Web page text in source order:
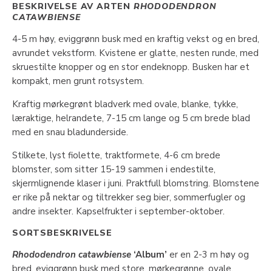
BESKRIVELSE AV ARTEN RHODODENDRON
CATAWBIENSE
4-5 m høy, eviggrønn busk med en kraftig vekst og en bred,
avrundet vekstform. Kvistene er glatte, nesten runde, med
skruestilte knopper og en stor endeknopp. Busken har et
kompakt, men grunt rotsystem.
Kraftig mørkegrønt bladverk med ovale, blanke, tykke,
læraktige, helrandete, 7-15 cm lange og 5 cm brede blad
med en snau bladunderside.
Stilkete, lyst fiolette, traktformete, 4-6 cm brede
blomster, som sitter 15-19 sammen i endestilte,
skjermlignende klaser i juni. Praktfull blomstring. Blomstene
er rike på nektar og tiltrekker seg bier, sommerfugler og
andre insekter. Kapselfrukter i september-oktober.
SORTSBESKRIVELSE
Rhododendron catawbiense ‘Album’ er en 2-3 m høy og